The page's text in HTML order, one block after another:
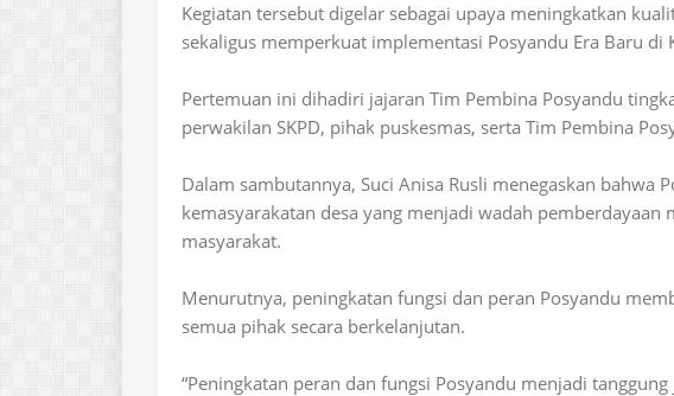
Kegiatan tersebut digelar sebagai upaya meningkatkan
sekaligus memperkuat implementasi Posyandu Era Baru di
Pertemuan ini dihadiri jajaran Tim Pembina Posyandu
perwakilan SKPD, pihak puskesmas, serta Tim Pembina
Dalam sambutannya, Suci Anisa Rusli menegaskan bahwa
kemasyarakatan desa yang menjadi wadah pemberdayaan
masyarakat.
Menurutnya, peningkatan fungsi dan peran Posyandu
semua pihak secara berkelanjutan.
“Peningkatan peran dan fungsi Posyandu menjadi